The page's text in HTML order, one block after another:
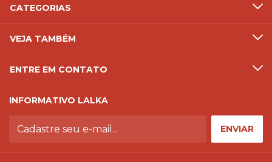
CATEGORIAS
VEJA TAMBÉM
ENTRE EM CONTATO
INFORMATIVO LALKA